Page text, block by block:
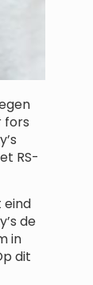
fors
RS-
eind
de
in
dit